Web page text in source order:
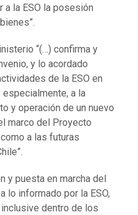
a la ESO la posesión
“(…) confirma y
y lo acordado
de la ESO en
a la
y operación de un nuevo
marco del Proyecto
a las futuras
y puesta en marcha del
lo informado por la ESO,
dentro de los